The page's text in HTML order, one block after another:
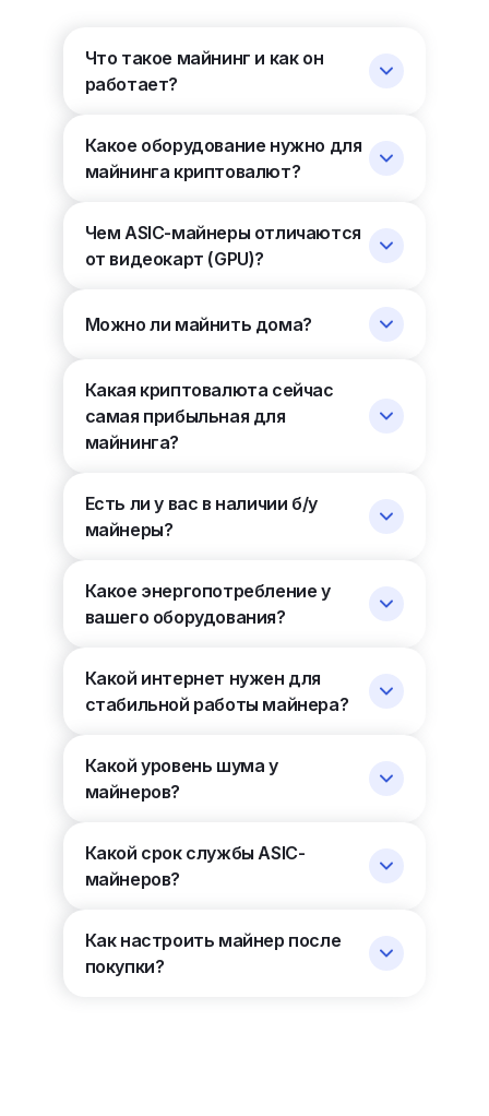
Что такое майнинг и как он
работает?
Какое оборудование нужно для
майнинга криптовалют?
Чем ASIC-майнеры отличаются
от видеокарт (GPU)?
Можно ли майнить дома?
Какая криптовалюта сейчас
самая прибыльная для
майнинга?
Есть ли у вас в наличии б/у
майнеры?
Какое энергопотребление у
вашего оборудования?
Какой интернет нужен для
стабильной работы майнера?
Какой уровень шума у
майнеров?
Какой срок службы ASIC-
майнеров?
Как настроить майнер после
покупки?